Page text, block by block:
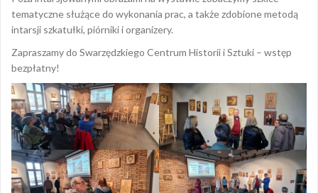
tematyczne służące do wykonania prac, a także zdobione metodą
intarsji szkatułki, piórniki i organizery.
Zapraszamy do Swarzędzkiego Centrum Historii i Sztuki – wstęp
bezpłatny!